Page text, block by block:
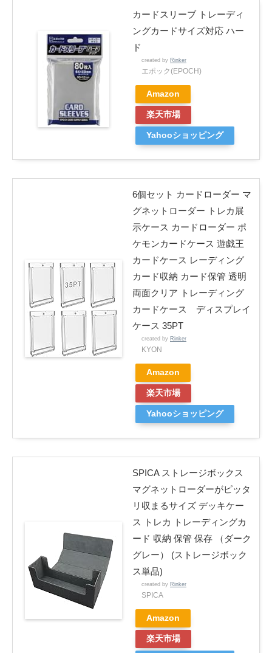
カードスリーブ トレーディ
ングカードサイズ対応 ハー
ド
created by Rinker
エポック(EPOCH)
Amazon
楽天市場
Yahooショッピング
6個セット カードローダー マ
グネットローダー トレカ展
示ケース カードローダー ポ
ケモンカードケース 遊戯王
カードケース レーディング
カード収納 カード保管 透明
両面クリア トレーディング
カードケース ディスプレイ
ケース 35PT
created by Rinker
KYON
Amazon
楽天市場
Yahooショッピング
SPICA ストレージボックス
マグネットローダーがピッタ
リ収まるサイズ デッキケー
ス トレカ トレーディングカ
ード 収納 保管 保存 （ダーク
グレー） (ストレージボック
ス単品)
created by Rinker
SPICA
Amazon
楽天市場